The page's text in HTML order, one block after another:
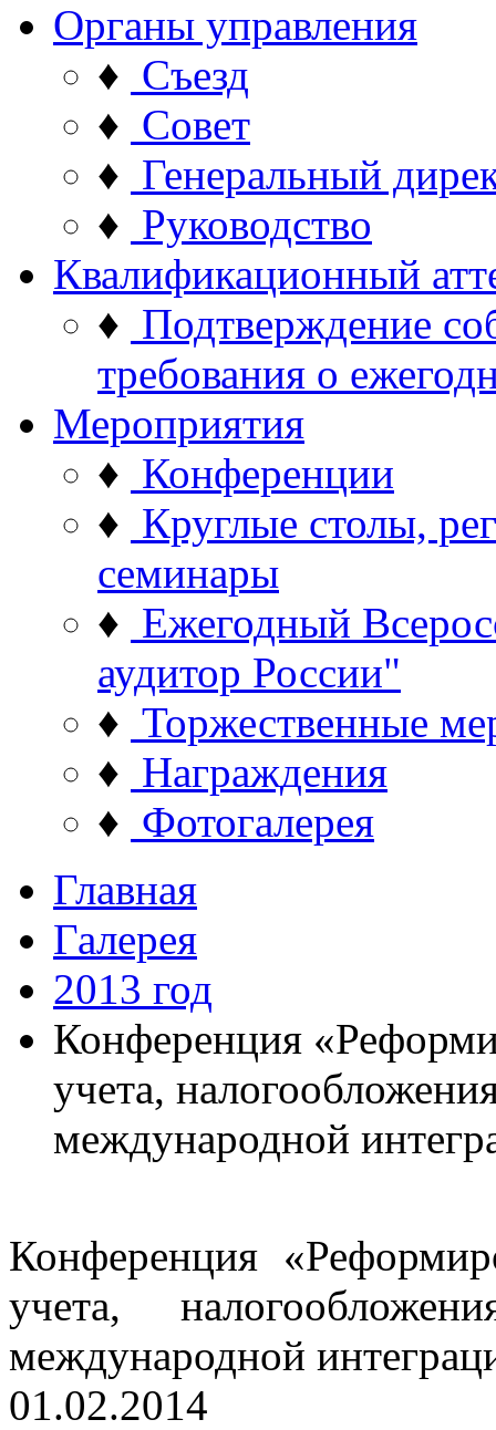
Органы управления
♦ Съезд
♦ Совет
♦ Генеральный
♦ Руководство
Квалификационный
♦ Подтверждение
требования о
Мероприятия
♦ Конференции
♦ Круглые столы,
семинары
♦ Ежегодный
аудитор России"
♦ Торжественные
♦ Награждения
♦ Фотогалерея
Главная
Галерея
2013 год
Конференция
учета,
международной
Конференция
учета,
международной
01.02.2014